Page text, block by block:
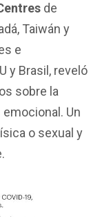
de
Taiwán y
e
y Brasil, reveló
sobre la
Un
o sexual y